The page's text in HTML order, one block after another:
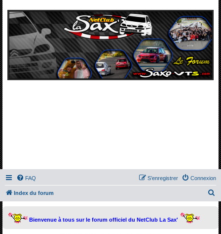
FAQ Connexion
S’enregistrer
Index du forum
Bienvenue à tous sur le forum officiel du NetClub La Sax'